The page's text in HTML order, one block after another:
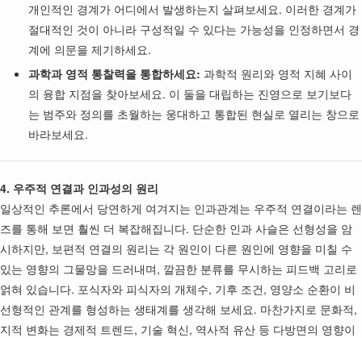
개인적인 경계가 어디에서 발생하는지 살펴보세요. 이러한 경계가
절대적인 것이 아니라 구성적일 수 있다는 가능성을 인정하면서 경
계에 의문을 제기하세요.
과학과 영적 통찰력을 통합하세요: 과학적 원리와 영적 지혜 사이
의 융합 지점을 찾아보세요. 이 둘을 대립하는 진영으로 보기보다
는 범주와 정의를 초월하는 웅대하고 통합된 현실로 열리는 창으로
바라보세요.
4. 우주적 연결과 인과성의 원리
일상적인 추론에서 당연하게 여겨지는 인과관계는 우주적 연결이라는 렌
즈를 통해 보면 훨씬 더 복잡해집니다. 단순한 인과 사슬은 선형성을 암
시하지만, 보편적 연결의 원리는 각 원인이 다른 원인에 영향을 미칠 수
있는 영향의 그물망을 드러내며, 깔끔한 분류를 무시하는 피드백 고리로
얽혀 있습니다. 포식자와 피식자의 개체수, 기후 조건, 영양소 순환이 비
선형적인 관계를 형성하는 생태계를 생각해 보세요. 마찬가지로 문화적,
지적 변화는 경제적 트렌드, 기술 혁신, 역사적 유산 등 다방면의 영향이